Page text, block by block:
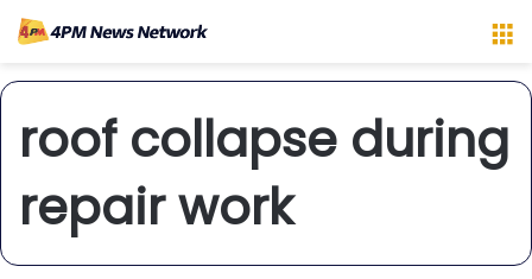
roof collapse during
repair work